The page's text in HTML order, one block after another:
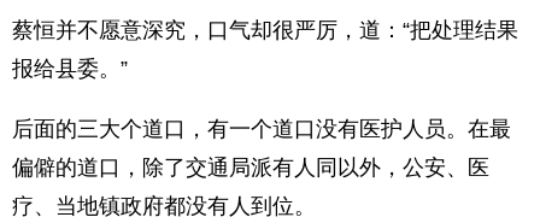
蔡恒并不愿意深究，口气却很严厉，道：“把处理结果
报给县委。”
后面的三大个道口，有一个道口没有医护人员。在最
偏僻的道口，除了交通局派有人同以外，公安、医
疗、当地镇政府都没有人到位。